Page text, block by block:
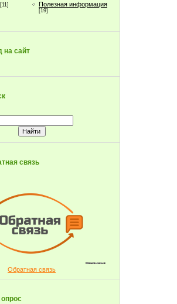
[11] Полезная информация
[19]
на сайт
связь
Обратная связь